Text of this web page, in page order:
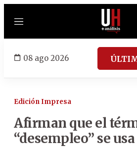
Menú
08 ago 2026
Edición Impresa
Afirman que el
“desempleo” se